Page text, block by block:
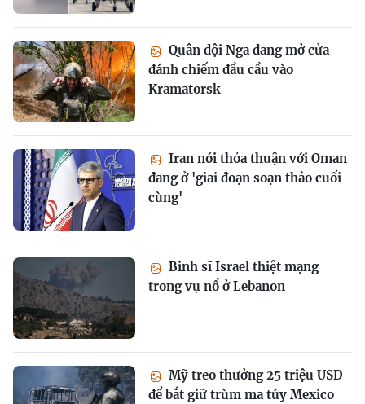
Quân đội Nga đang mở cửa
đánh chiếm đầu cầu vào
Kramatorsk
Iran nói thỏa thuận với Oman
đang ở 'giai đoạn soạn thảo cuối
cùng'
Binh sĩ Israel thiệt mạng
trong vụ nổ ở Lebanon
Mỹ treo thưởng 25 triệu USD
để bắt giữ trùm ma túy Mexico